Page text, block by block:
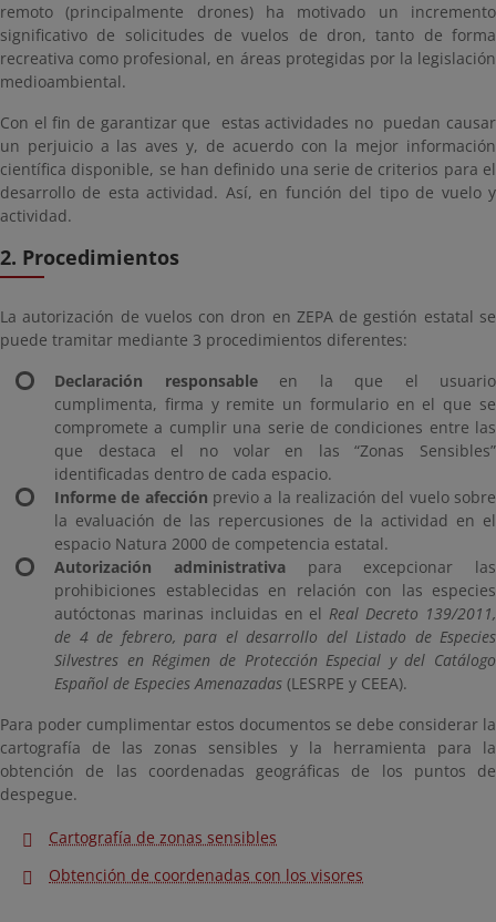
remoto (principalmente drones) ha motivado un incremento
significativo de solicitudes de vuelos de dron, tanto de forma
recreativa como profesional, en áreas protegidas por la legislación
medioambiental.
Con el fin de garantizar que estas actividades no puedan causar
un perjuicio a las aves y, de acuerdo con la mejor información
científica disponible, se han definido una serie de criterios para el
desarrollo de esta actividad. Así, en función del tipo de vuelo y
actividad.
2. Procedimientos
La autorización de vuelos con dron en ZEPA de gestión estatal se
puede tramitar mediante 3 procedimientos diferentes:
Declaración responsableen la que el usuario
cumplimenta, firma y remite un formulario en el que se
compromete a cumplir una serie de condiciones entre las
que destaca el no volar en las “Zonas Sensibles”
identificadas dentro de cada espacio.
Informe de afección previo a la realización del vuelo sobre
la evaluación de las repercusiones de la actividad en el
espacio Natura 2000 de competencia estatal.
Autorización administrativapara excepcionar las
prohibiciones establecidas en relación con las especies
autóctonas marinas incluidas en el Real Decreto 139/2011,
de 4 de febrero, para el desarrollo del Listado de Especies
Silvestres en Régimen de Protección Especial y del Catálogo
Español de Especies Amenazadas (LESRPE y CEEA).
Para poder cumplimentar estos documentos se debe considerar la
cartografía de las zonas sensibles y la herramienta para la
obtención de las coordenadas geográficas de los puntos de
despegue.
Cartografía de zonas sensibles
Obtención de coordenadas con los visores